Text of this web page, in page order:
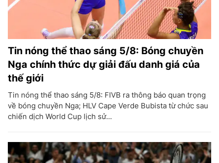
Tin nóng thể thao sáng 5/8: Bóng chuyền
Nga chính thức dự giải đấu danh giá của
thế giới
Tin nóng thể thao sáng 5/8: FIVB ra thông báo quan trọng
về bóng chuyền Nga; HLV Cape Verde Bubista từ chức sau
chiến dịch World Cup lịch sử...